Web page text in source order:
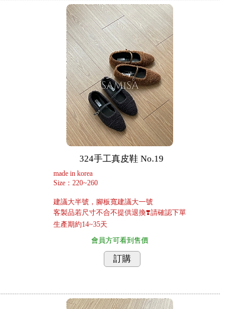
324手工真皮鞋 No.19
made in korea
Size：220~260
建議大半號，腳板寬建議大一號
客製品若尺寸不合不提供退換❣️請確認下單
生產期約14~35天
會員方可看到售價
訂購